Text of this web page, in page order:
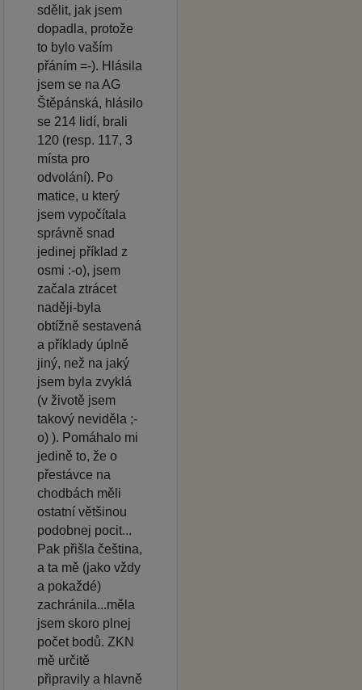
sdělit, jak jsem
dopadla, protože
to bylo vaším
přáním =-). Hlásila
jsem se na AG
Štěpánská, hlásilo
se 214 lidí, brali
120 (resp. 117, 3
místa pro
odvolání). Po
matice, u který
jsem vypočítala
správně snad
jedinej příklad z
osmi :-o), jsem
začala ztrácet
naději-byla
obtížně sestavená
a příklady úplně
jiný, než na jaký
jsem byla zvyklá
(v životě jsem
takový neviděla ;-
o) ). Pomáhalo mi
jedině to, že o
přestávce na
chodbách měli
ostatní většinou
podobnej pocit...
Pak přišla čeština,
a ta mě (jako vždy
a pokaždé)
zachránila...měla
jsem skoro plnej
počet bodů. ZKN
mě určitě
připravily a hlavně